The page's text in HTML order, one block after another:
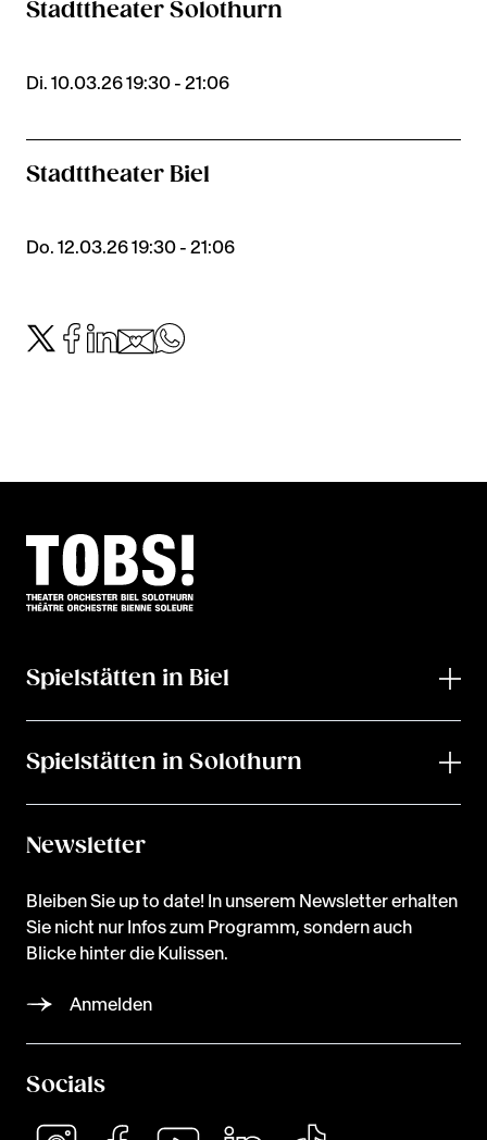
Stadttheater Solothurn
Di. 10.03.26 19:30 - 21:06
Stadttheater Biel
Do. 12.03.26 19:30 - 21:06
Spielstätten in Biel
Spielstätten in Solothurn
Newsletter
Bleiben Sie up to date! In unserem Newsletter erhalten
Sie nicht nur Infos zum Programm, sondern auch
Blicke hinter die Kulissen.
Anmelden
Socials